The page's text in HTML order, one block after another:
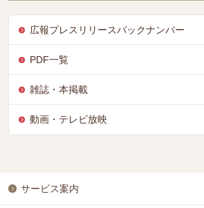
広報プレスリリースバックナンバー
PDF一覧
雑誌・本掲載
動画・テレビ放映
サービス案内